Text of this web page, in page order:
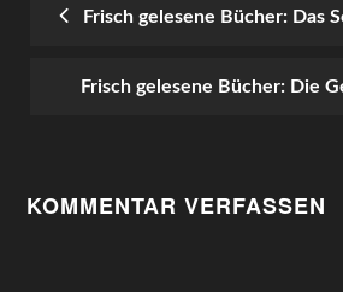
POST
NAVIGATION
Frisch gelesene Bücher: Das
Frisch gelesene Bücher: Die
KOMMENTAR VERFASSEN